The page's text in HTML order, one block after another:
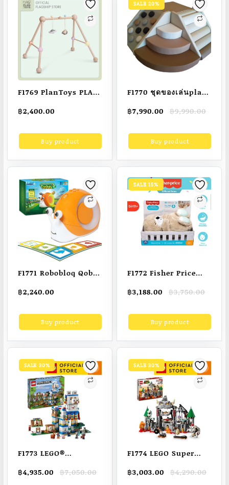
F1769 PlanToys PLAY
ยิม ของเล่นเด็กแรกเกิด
฿2,400.00
Buy product
SALE 20%
F1770 ชุดของเล่นplay
฿9,990.00
Original
was:
฿9,990.00.
฿7,990.00
Current
is:
฿7,990.00.Buy product
F1771 Robobloq Qobo
เด็ก3-6,หน้าจอฟรีใน
การเข้ารหัสหุ่น
เรียนรู้และการศึกษา
ของเล่น
฿2,240.00
Buy product
SALE 15%
F1772 Fisher Price
Otter, Portable Plush
ฟิชเชอร์ ไพรส์ ตุ๊กตา
)
฿3,750.00
Original
was:
฿3,750.00.
฿3,188.00
Current
is:
฿3,188.00.Buy product
SALE 30%
F1773 LEGO®
Llama Village
฿7,050.00
Original
฿4,935.00
Current
SALE 30%
F1774 LEGO Super
Bowser Castle Battle
฿4,290.00
Original
฿3,003.00
Current